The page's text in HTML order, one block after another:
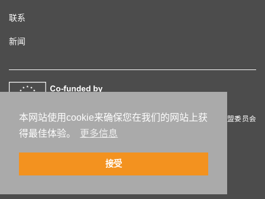
本网站使用cookie来确保您在我们的网站上获
得最佳体验。
更多信息
接受
联系
新闻
该项目获得欧盟资助。出版内容由作者全权负责。本出版物不代表欧盟委员会
的观点，且欧盟委员会对其中所含数据的使用不承担任何责任。
© 2013-2026 deutsch.info |Impressum